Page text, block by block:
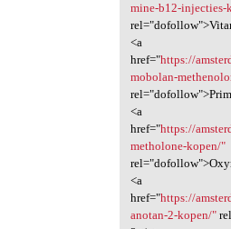
mine-b12-injecties-
<a
href="https://
mobolan-
<a
href="https://
metholone-kopen/"
<a
href="https://
anotan-2-kopen/"